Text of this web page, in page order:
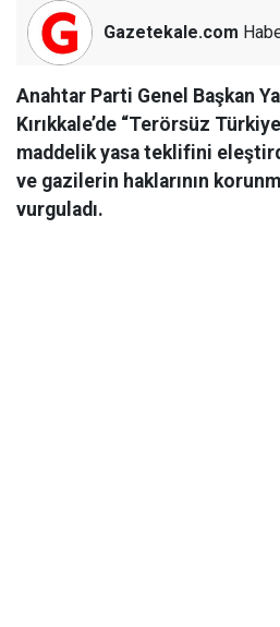
Gazetekale.com
Anahtar Parti Genel Başkan
Kırıkkale’de “Terörsüz
maddelik yasa teklifini
ve gazilerin haklarının
vurguladı.